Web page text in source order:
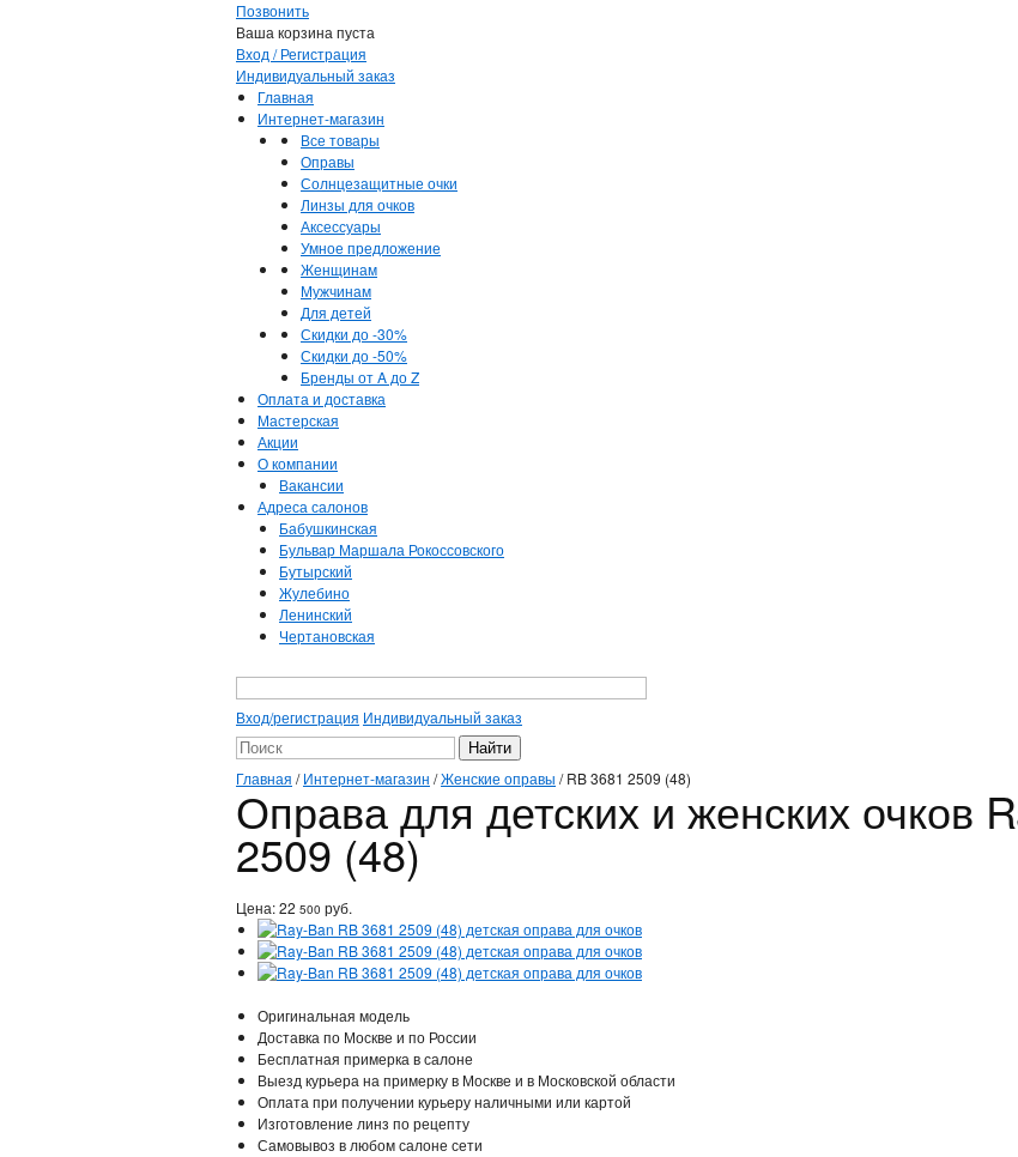
Позвонить
Ваша корзина пуста
Вход / Регистрация
Индивидуальный заказ
Главная
Интернет-магазин
Все товары
Оправы
Солнцезащитные очки
Линзы для очков
Аксессуары
Умное предложение
Женщинам
Мужчинам
Для детей
Скидки до -30%
Скидки до -50%
Бренды от A до Z
Оплата и доставка
Мастерская
Акции
О компании
Вакансии
Адреса салонов
Бабушкинская
Бульвар Маршала Рокоссовского
Бутырский
Жулебино
Ленинский
Чертановская
Вход/регистрация Индивидуальный заказ
Главная /Интернет-магазин /Женские оправы /RB 3681 2509 (48)
Оправа для детских и женских очков
2509 (48)
Цена:22 500 руб.
Оригинальная модель
Доставка по Москве и по России
Бесплатная примерка в салоне
Выезд курьера на примерку в Москве и в Московской области
Оплата при получении курьеру наличными или картой
Изготовление линз по рецепту
Самовывоз в любом салоне сети